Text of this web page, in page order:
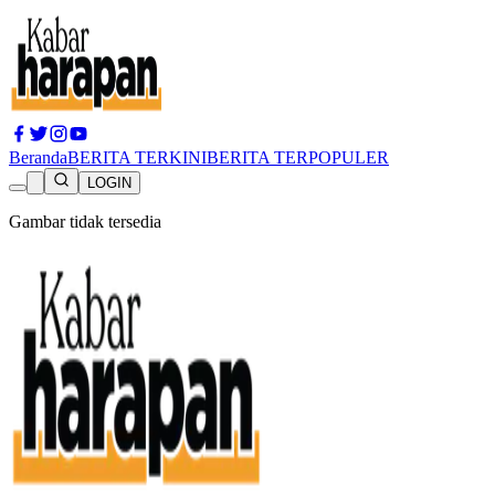
BerandaBERITA TERKINIBERITA TERPOPULER
LOGIN
Gambar tidak tersedia